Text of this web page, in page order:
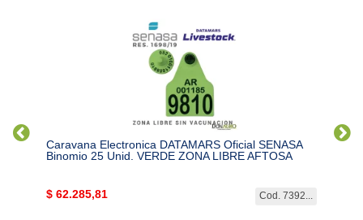
Caravana Electronica DATAMARS Oficial SENASA
Binomio 25 Unid. VERDE ZONA LIBRE AFTOSA
Cod. 7392...
$ 62.285,81